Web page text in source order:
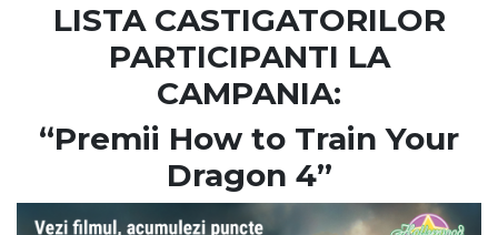
LISTA CASTIGATORILOR
PARTICIPANTI LA
CAMPANIA:
“Premii How to Train Your
Dragon 4”